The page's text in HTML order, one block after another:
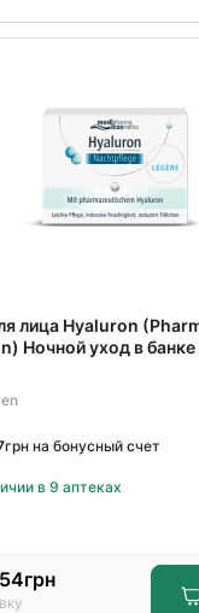
лица Hyaluron
Ночной уход в
грн на бонусный счет
в 9 аптеках
грн